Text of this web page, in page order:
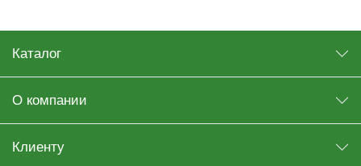
Каталог
О компании
Клиенту